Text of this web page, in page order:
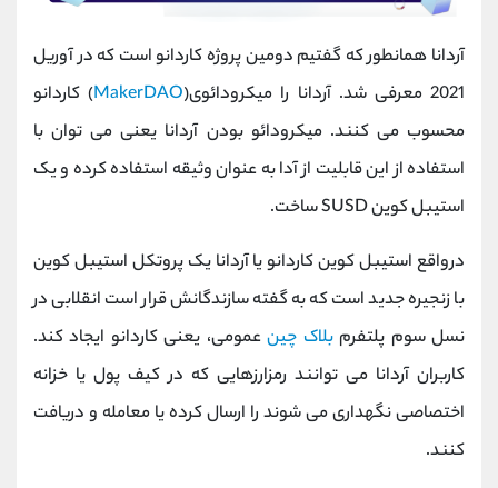
آردانا همانطور که گفتیم دومین پروژه کاردانو است که در آوریل
2021 معرفی شد. آردانا را میکرودائوی(
MakerDAO) کاردانو
محسوب می کنند. میکرودائو بودن آردانا یعنی می توان با
استفاده از این قابلیت از آدا به عنوان وثیقه استفاده کرده و یک
استیبل کوین SUSD ساخت.
درواقع استیبل کوین کاردانو یا آردانا یک پروتکل استیبل کوین
با زنجیره جدید است که به گفته سازندگانش قرار است انقلابی در
نسل سوم پلتفرمبلاک چینعمومی، یعنی کاردانو ایجاد کند.
کاربران آردانا می توانند رمزارزهایی که در کیف پول یا خزانه
اختصاصی نگهداری می شوند را ارسال کرده یا معامله و دریافت
کنند.